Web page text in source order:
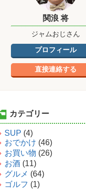
関浪 将
ジャムおじさん
プロフィール
直接連絡する
カテゴリー
SUP (4)
おでかけ (46)
お買い物 (26)
お酒 (11)
グルメ (64)
ゴルフ (1)